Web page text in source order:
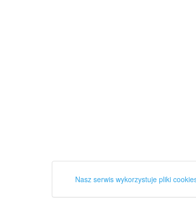
Nasz serwis wykorzystuje pliki